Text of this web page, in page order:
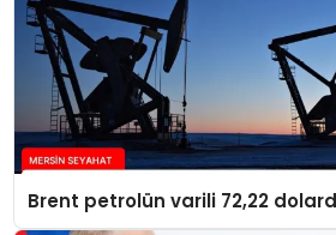
Brent petrolün varili 72,22